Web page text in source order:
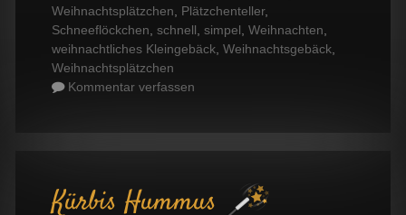
Weihnachtsplätzchen
Plätzchenteller,
Schneeflöckchen schnell simpel Weihnachten
weihnachtliches Kleingebäck Weihnachtsgebäck
Weihnachtsplätzchen
Kommentar verfassen
Kürbis Hummus